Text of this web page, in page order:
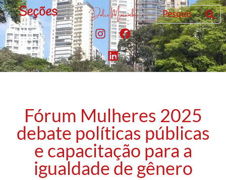
Seções
Fórum Mulheres 2025
debate políticas públicas
e capacitação para a
igualdade de gênero